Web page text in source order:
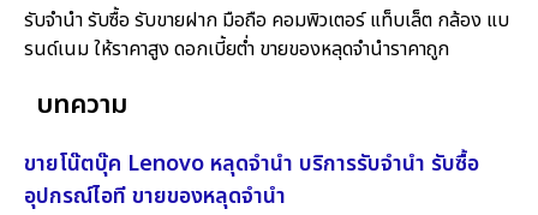
รับจำนำ รับซื้อ รับขายฝาก มือถือ คอมพิวเตอร์ แท็บเล็ต กล้อง แบ
รนด์เนม ให้ราคาสูง ดอกเบี้ยต่ำ ขายของหลุดจำนำราคาถูก
บทความ
ขายโน๊ตบุ๊ค Lenovo หลุดจำนำ บริการรับจำนำ รับซื้อ
อุปกรณ์ไอที ขายของหลุดจำนำ